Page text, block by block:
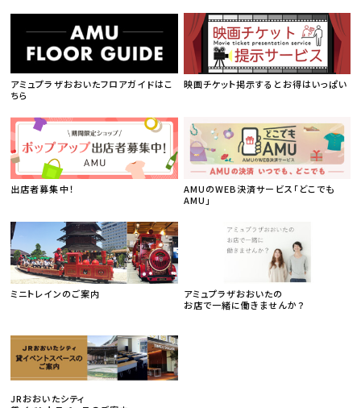
アミュプラザおおいたフロアガイドはこ
ちら
映画チケット掲示するとお得はいっぱい
出店者募集中！
AMUのWEB決済サービス「どこでも
AMU」
ミニトレインのご案内
アミュプラザおおいたの
お店で一緒に働きませんか？
JRおおいたシティ